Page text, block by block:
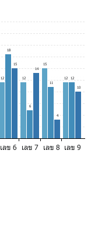
12
18
15
12
6
14
15
11
4
12 12
10
เลข 6 เลข 7 เลข 8 เลข 9